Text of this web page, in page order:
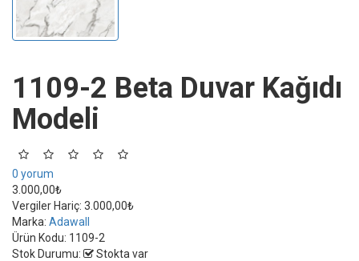
1109-2 Beta Duvar Kağıdı
Modeli
0 yorum
3.000,00₺
Vergiler Hariç: 3.000,00₺
Marka: Adawall
Ürün Kodu: 1109-2
Stok Durumu:
Stokta var